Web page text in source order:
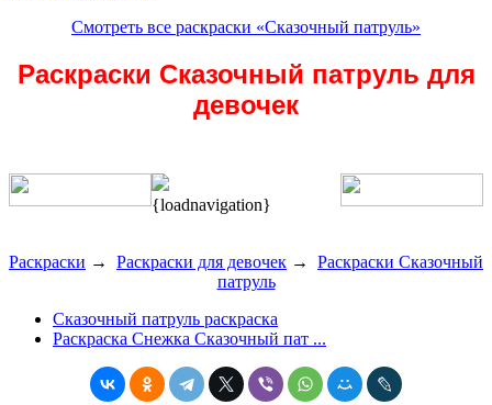
Смотреть все раскраски «Сказочный патруль»
Раскраски Сказочный патруль для
девочек
{loadnavigation}
Раскраски → Раскраски для девочек → Раскраски Сказочный
патруль
Сказочный патруль раскраска
Раскраска Снежка Сказочный пат ...